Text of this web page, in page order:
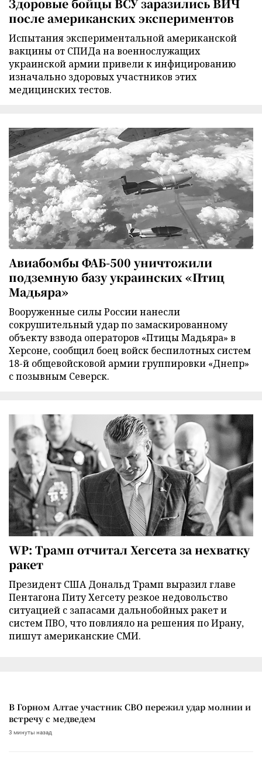
после американских экспериментов
Испытания экспериментальной американской
вакцины от СПИДа на военнослужащих
украинской армии привели к инфицированию
изначально здоровых участников этих
медицинских тестов.
Авиабомбы ФАБ-500 уничтожили
подземную базу украинских «Птиц
Мадьяра»
Вооруженные силы России нанесли
сокрушительный удар по замаскированному
объекту взвода операторов «Птицы Мадьяра» в
Херсоне, сообщил боец войск беспилотных систем
18-й общевойсковой армии группировки «Днепр»
с позывным Северск.
WP: Трамп отчитал Хегсета за нехватку
ракет
Президент США Дональд Трамп выразил главе
Пентагона Питу Хегсету резкое недовольство
ситуацией с запасами дальнобойных ракет и
систем ПВО, что повлияло на решения по Ирану,
пишут американские СМИ.
В Горном Алтае участник СВО пережил удар молнии и
встречу с медведем
3 минуты назад